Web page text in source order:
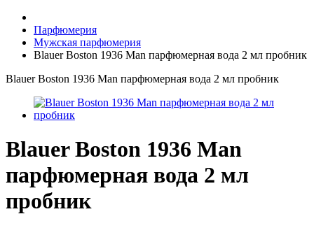
Парфюмерия
Мужская парфюмерия
Blauer Boston 1936 Man парфюмерная вода 2 мл пробник
Blauer Boston 1936 Man парфюмерная вода 2 мл пробник
Blauer Boston 1936 Man
парфюмерная вода 2 мл
пробник